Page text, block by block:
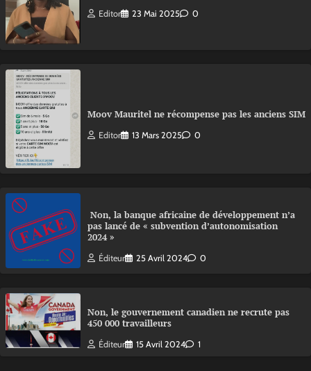
Editor 23 Mai 2025 0
Moov Mauritel ne récompense pas les anciens SIM
Editor 13 Mars 2025 0
Non, la banque africaine de développement n’a
pas lancé de « subvention d’autonomisation
2024 »
Éditeur 25 Avril 2024 0
Non, le gouvernement canadien ne recrute pas
450 000 travailleurs
Éditeur 15 Avril 2024 1